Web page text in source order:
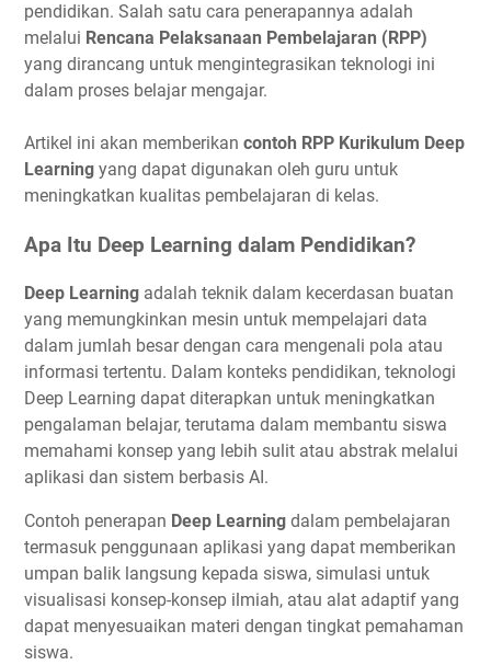
pendidikan. Salah satu cara penerapannya adalah
melalui Rencana Pelaksanaan Pembelajaran (RPP)
yang dirancang untuk mengintegrasikan teknologi ini
dalam proses belajar mengajar.
Artikel ini akan memberikan contoh RPP Kurikulum Deep
Learning yang dapat digunakan oleh guru untuk
meningkatkan kualitas pembelajaran di kelas.
Apa Itu Deep Learning dalam Pendidikan?
Deep Learning adalah teknik dalam kecerdasan buatan
yang memungkinkan mesin untuk mempelajari data
dalam jumlah besar dengan cara mengenali pola atau
informasi tertentu. Dalam konteks pendidikan, teknologi
Deep Learning dapat diterapkan untuk meningkatkan
pengalaman belajar, terutama dalam membantu siswa
memahami konsep yang lebih sulit atau abstrak melalui
aplikasi dan sistem berbasis AI.
Contoh penerapan Deep Learning dalam pembelajaran
termasuk penggunaan aplikasi yang dapat memberikan
umpan balik langsung kepada siswa, simulasi untuk
visualisasi konsep-konsep ilmiah, atau alat adaptif yang
dapat menyesuaikan materi dengan tingkat pemahaman
siswa.